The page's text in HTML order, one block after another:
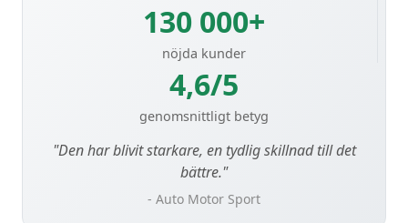
130 000+
nöjda kunder
4,6/5
genomsnittligt betyg
"Den har blivit starkare, en tydlig skillnad till det
bättre."
- Auto Motor Sport